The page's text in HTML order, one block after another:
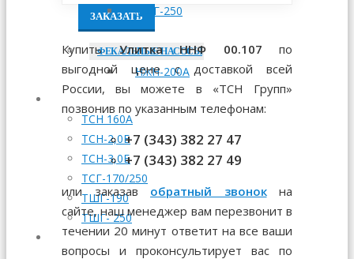
ТШГ-250
ФЕКАЛЬНЫЕ НАСОСЫ
НЖН-200А
ТСН 160А
ТСН-2,0Б
ТСН-3,0Б
ТСГ-170/250
ТШГ-190
ТШГ- 250
ЗАПЧАСТИ
ЗАКАЗАТЬ
КупитьУлитка ННФ 00.107 по
выгодной цене с доставкой всей
России, вы можете в «ТСН Групп»
позвонив по указанным телефонам:
+7 (343) 382 27 47
+7 (343) 382 27 49
или заказав обратный звонокна
сайте, наш менеджер вам перезвонит в
течении 20 минут ответит на все ваши
вопросы и проконсультирует вас по